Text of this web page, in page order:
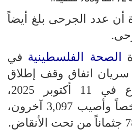
أن عدد الجرحى بلغ أيضاً
الصحة الفلسطينية في
سريان اتفاق وقف إطلاق
النار في القطاع في 11 أكتوبر 2025،
استشهد 978 شخصاً وأصيب 3,097 آخرون،